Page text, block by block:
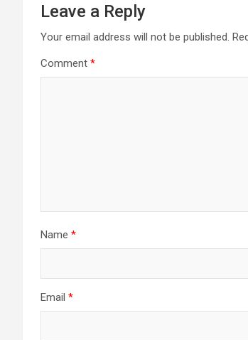
Leave a Reply
Your email address will not be published.
Comment *
Name *
Email *